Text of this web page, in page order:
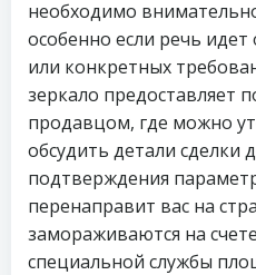
необходимо
особенно если речь
или конкретных
зеркало предоставляет
продавцом, где можно
обсудить детали сделки
подтверждения
перенаправит вас на
замораживаются на
специальной службы